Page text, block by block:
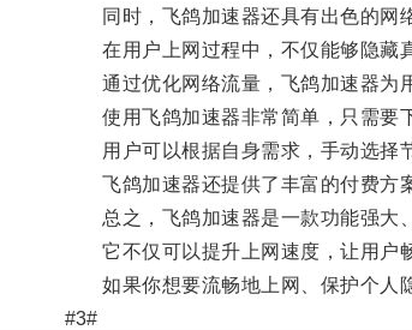
同时，飞鸽加速器还具有出色的网络
在用户上网过程中，不仅能够隐藏真
通过优化网络流量，飞鸽加速器为用
使用飞鸽加速器非常简单，只需要下
用户可以根据自身需求，手动选择节
飞鸽加速器还提供了丰富的付费方案
总之，飞鸽加速器是一款功能强大、
它不仅可以提升上网速度，让用户畅
如果你想要流畅地上网、保护个人隐
#3#